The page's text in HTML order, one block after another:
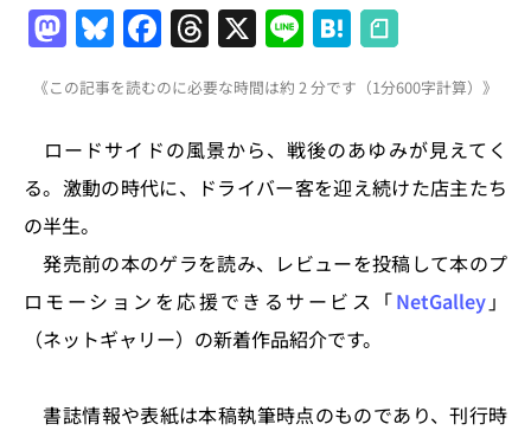
M
a
st
o
d
o
n
Bl
u
e
s
k
F
a
c
e
b
o
k
T
h
re
a
d
X Li
n
e
H
at
e
n
a
《この記事を読むのに必要な時間は約 2 分です（1分600字計算）》
ロードサイドの風景から、戦後のあゆみが見えてく
る。激動の時代に、ドライバー客を迎え続けた店主たち
の半生。
発売前の本のゲラを読み、レビューを投稿して本のプ
ロモーションを応援できるサービス「NetGalley」
（ネットギャリー）の新着作品紹介です。
書誌情報や表紙は本稿執筆時点のものであり、刊行時